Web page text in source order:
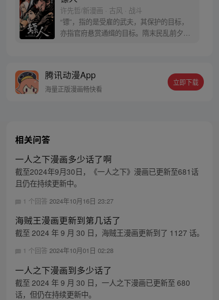
许先哲/新漫画 · 古风 · 战斗
“镖”，指的是受雇的武夫，其保护的目标，
亦指官府悬赏通缉的目标。隋末民乱前夕，
腾讯动漫App
海量正版漫画畅快看
立即下载
相关问答
一人之下漫画多少话了啊
截至2024年9月30日，《一人之下》漫画已更新至681话
且仍在持续更新中。
1 个回答 2024年10月16日 23:27
海贼王漫画更新到第几话了
截至 2024 年 9 月 30 日，海贼王漫画更新到了 1127 话。
1 个回答 2024年10月01日 02:28
一人之下漫画到多少话了
截至 2024 年 9 月 30 日，一人之下漫画已更新至 680
话，但仍在持续更新中。